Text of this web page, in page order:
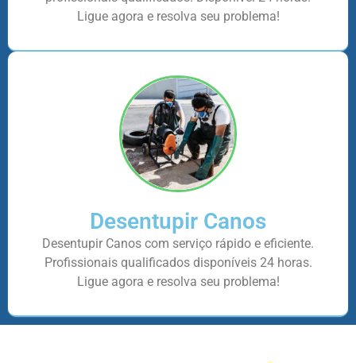
Ligue agora e resolva seu problema!
Desentupir Canos
Desentupir Canos com serviço rápido e eficiente.
Profissionais qualificados disponíveis 24 horas.
Ligue agora e resolva seu problema!